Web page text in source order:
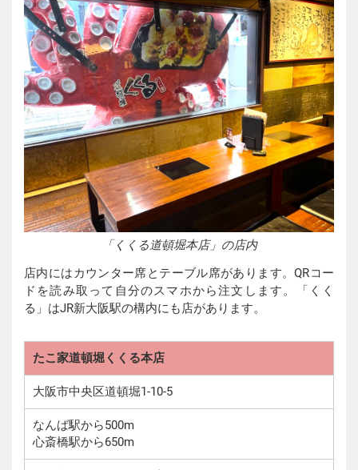
「くくる道頓堀本店」の店内
店内にはカウンター席とテーブル席があります。QRコー
ドを読み取って自分のスマホから注文します。「くく
る」はJR新大阪駅の構内にも店があります。
たこ家道頓堀くくる本店
大阪市中央区道頓堀1-10-5
なんば駅から500m
心斎橋駅から650m